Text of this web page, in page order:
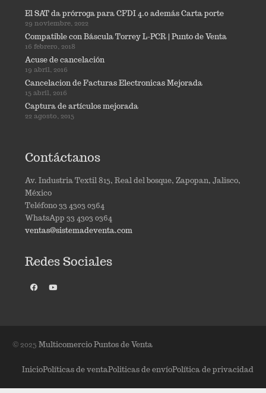
El SAT da prórroga para CFDI 4.0 además Carta porte
29 noviembre, 2022
Compatible con Báscula Torrey L-PCR | Punto de Venta
16 febrero, 2018
Acuse de cancelación
19 abril, 2016
Cancelacion de Facturas Electronicas Mejorada
15 abril, 2016
Captura de artículos mejorada
22 agosto, 2015
Contáctanos
Av. Industria Textil 815, Real del bosque, Zapopan, Jalisco,
México
Teléfono 33 4303 0364
WhatsApp 33 4303 0364
ventas@sistemadeventa.com
Redes Sociales
© 2025 Multicomercio Puntos de Venta
InicioPolíticas de ventaPoliticas de envíoPolítica de privacidad